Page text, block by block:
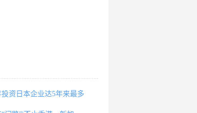
投资日本企业达5年来最多